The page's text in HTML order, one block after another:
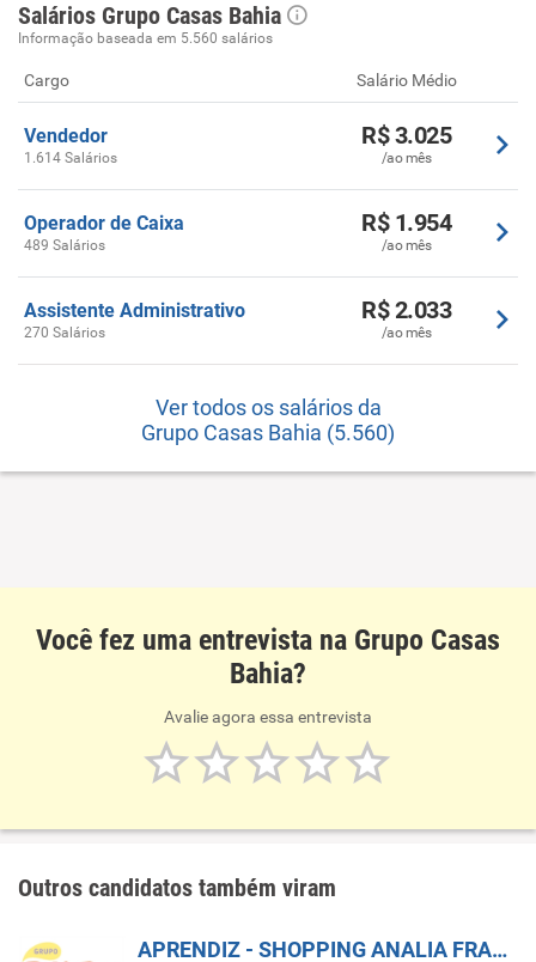
Salários Grupo Casas Bahia
Informação baseada em 5.560 salários
Cargo Salário Médio
Vendedor
1.614 Salários
R$ 3.025
/ao mês
Operador de Caixa
489 Salários
R$ 1.954
/ao mês
Assistente Administrativo
270 Salários
R$ 2.033
/ao mês
Ver todos os salários da
Grupo Casas Bahia (5.560)
Você fez uma entrevista na Grupo Casas
Bahia?
Avalie agora essa entrevista
Outros candidatos também viram
APRENDIZ - SHOPPING ANALIA FRANCO